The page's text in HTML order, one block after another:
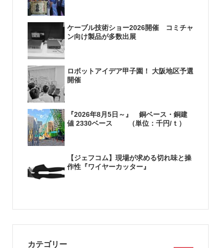
ケーブル技術ショー2026開催 コミチャ
ン向け製品が多数出展
ロボットアイデア甲子園！ 大阪地区予選
開催
『2026年8月5日～』 銅ベース・銅建
値 2330ベース （単位：千円/ｔ）
【ジェフコム】現場が求める切れ味と操
作性『ワイヤーカッター』
カテゴリー